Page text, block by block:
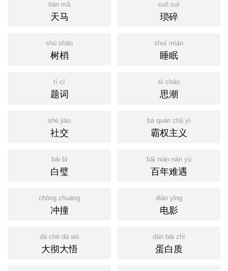
tiān mǎ
天马
suǒ suì
琐碎
shù shāo
树梢
shuì mián
睡眠
tí cí
题词
sī cháo
思潮
shè jiāo
社交
bà quán zhǔ yì
霸权主义
bái bì
白璧
bǎi nián nán yù
百年难遇
chōng zhuàng
冲撞
diàn yǐng
电影
dà chè dà wù
大彻大悟
dàn bái zhì
蛋白质